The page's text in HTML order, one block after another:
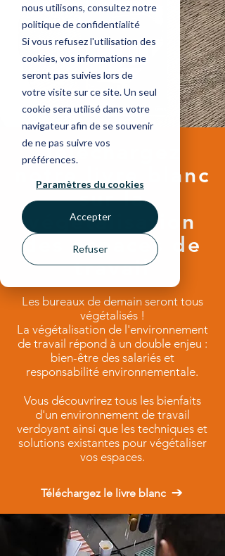
nous utilisons, consultez notre
politique de confidentialité
Si vous refusez l'utilisation des
cookies, vos informations ne
seront pas suivies lors de
votre visite sur ce site. Un seul
cookie sera utilisé dans votre
navigateur afin de se souvenir
de ne pas suivre vos
préférences.
Paramètres du cookies
Accepter
Refuser
Téléchargez
notre livre blanc
sur la
végétalisation
des espaces de
travail
Les bureaux de demain seront tous
végétalisés !
La végétalisation de l'environnement
de travail répond à un double enjeu :
bien-être des salariés et
responsabilité environnementale.
Vous découvrirez tous les bienfaits
d'un environnement de travail
verdoyant ainsi que les techniques et
solutions existantes pour végétaliser
vos espaces.
Téléchargez le livre blanc